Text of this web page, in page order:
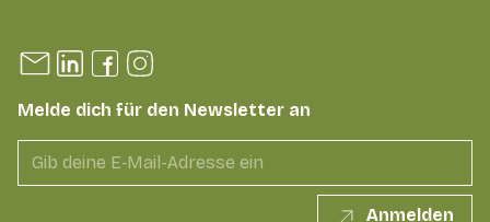
Melde dich für den Newsletter an
Anmelden